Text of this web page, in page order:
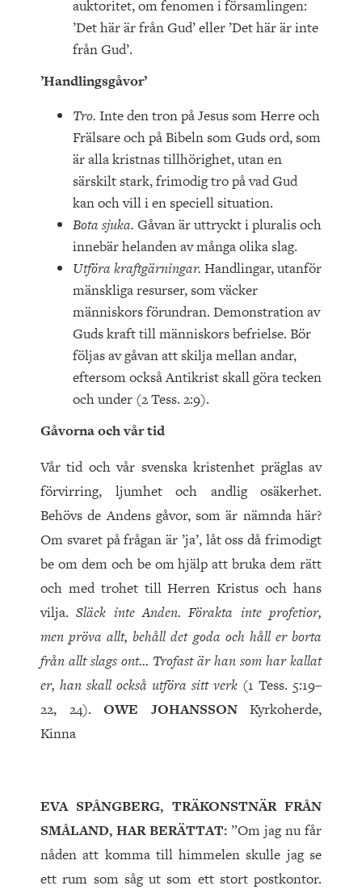
auktoritet, om fenomen i församlingen:
’Det här är från Gud’ eller ’Det här är inte
från Gud’.
’Handlingsgåvor’
Tro. Inte den tron på Jesus som Herre och
Frälsare och på Bibeln som Guds ord, som
är alla kristnas tillhörighet, utan en
särskilt stark, frimodig tro på vad Gud
kan och vill i en speciell situation.
Bota sjuka. Gåvan är uttryckt i pluralis och
innebär helanden av många olika slag.
Utföra kraftgärningar. Handlingar, utanför
mänskliga resurser, som väcker
människors förundran. Demonstration av
Guds kraft till människors befrielse. Bör
följas av gåvan att skilja mellan andar,
eftersom också Antikrist skall göra tecken
och under (2 Tess. 2:9).
Gåvorna och vår tid
Vår tid och vår svenska kristenhet präglas av
förvirring, ljumhet och andlig osäkerhet.
Behövs de Andens gåvor, som är nämnda här?
Om svaret på frågan är ’ja’, låt oss då frimodigt
be om dem och be om hjälp att bruka dem rätt
och med trohet till Herren Kristus och hans
vilja.Släck inte Anden. Förakta inte profetior,
men pröva allt, behåll det goda och håll er borta
från allt slags ont… Trofast är han som har kallat
er, han skall också utföra sitt verk (1 Tess. 5:19–
22, 24). OWE JOHANSSON Kyrkoherde,
Kinna
EVA SPÅNGBERG, TRÄKONSTNÄR FRÅN
SMÅLAND, HAR BERÄTTAT: ”Om jag nu får
nåden att komma till himmelen skulle jag se
ett rum som såg ut som ett stort postkontor.